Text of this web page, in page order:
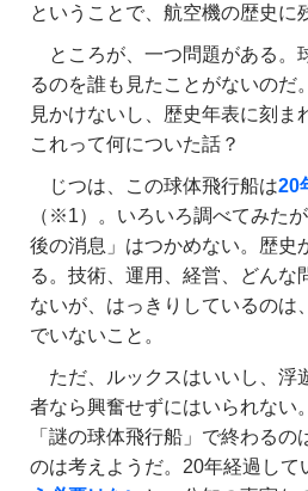
ということで、航空機の歴史に
ところが、一つ問題がある。
るのを誰も見たことがないのだ
見かけないし、歴史年表に刻ま
これって何についた話？
じつは、この球体飛行船は20
（※1）。いろいろ調べてみた
後の消息」はつかめない。歴史
る。技術、運用、経営、どんな
ないが、はっきりしているのは
でいないこと。
ただ、ルックスはいいし、浮
者なら興奮せずにはいられない
「謎の球体飛行船」で終わるの
のは考えようだ。20年経過して